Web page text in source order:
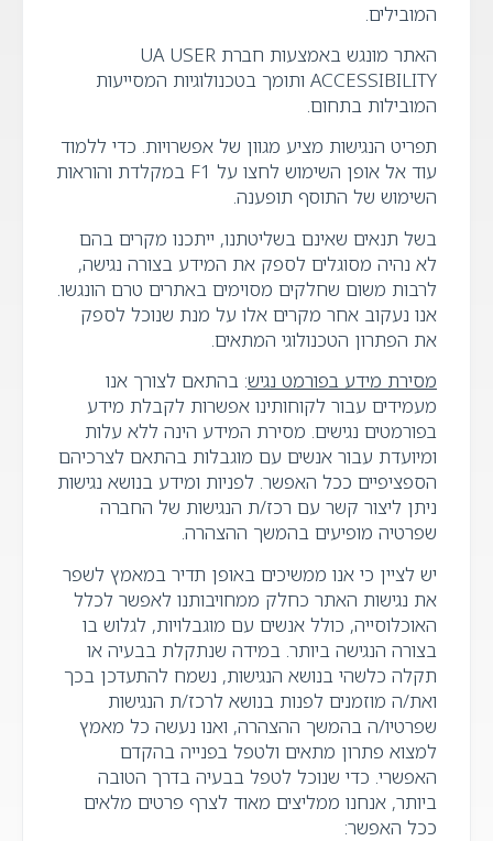
המובילים.
האתר מונגש באמצעות חברת UA USER
ACCESSIBILITY ותומך בטכנולוגיות המסייעות
המובילות בתחום.
תפריט הנגישות מציע מגוון של אפשרויות. כדי ללמוד
עוד אל אופן השימוש לחצו על F1 במקלדת והוראות
השימוש של התוסף תופענה.
בשל תנאים שאינם בשליטתנו, ייתכנו מקרים בהם
לא נהיה מסוגלים לספק את המידע בצורה נגישה,
לרבות משום שחלקים מסוימים באתרים טרם הונגשו.
אנו נעקוב אחר מקרים אלו על מנת שנוכל לספק
את הפתרון הטכנולוגי המתאים.
מסירת מידע בפורמט נגיש: בהתאם לצורך אנו
מעמידים עבור לקוחותינו אפשרות לקבלת מידע
בפורמטים נגישים. מסירת המידע הינה ללא עלות
ומיועדת עבור אנשים עם מוגבלות בהתאם לצרכיהם
הספציפיים ככל האפשר. לפניות ומידע בנושא נגישות
ניתן ליצור קשר עם רכז/ת הנגישות של החברה
שפרטיה מופיעים בהמשך ההצהרה.
יש לציין כי אנו ממשיכים באופן תדיר במאמץ לשפר
את נגישות האתר כחלק ממחויבותנו לאפשר לכלל
האוכלוסייה, כולל אנשים עם מוגבלויות, לגלוש בו
בצורה הנגישה ביותר. במידה שנתקלת בבעיה או
תקלה כלשהי בנושא הנגישות, נשמח להתעדכן בכך
ואת/ה מוזמנים לפנות בנושא לרכז/ת הנגישות
שפרטיו/ה בהמשך ההצהרה, ואנו נעשה כל מאמץ
למצוא פתרון מתאים ולטפל בפנייה בהקדם
האפשרי. כדי שנוכל לטפל בבעיה בדרך הטובה
ביותר, אנחנו ממליצים מאוד לצרף פרטים מלאים
ככל האפשר: